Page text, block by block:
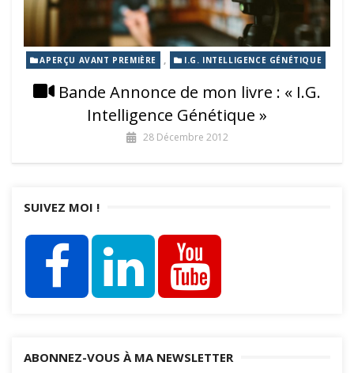
APERÇU AVANT PREMIÈRE , I.G. INTELLIGENCE GÉNÉTIQUE
Bande Annonce de mon livre : « I.G.
Intelligence Génétique »
28 Décembre 2012
SUIVEZ MOI !
ABONNEZ-VOUS À MA NEWSLETTER